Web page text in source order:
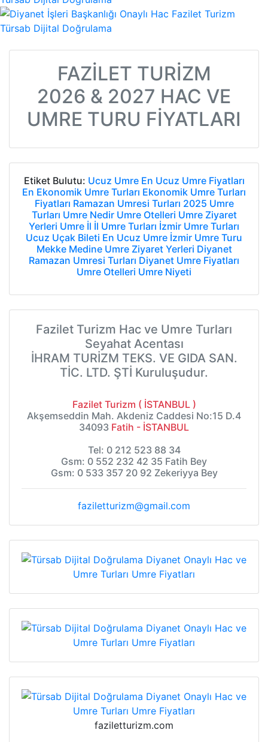
FAZİLET TURİZM
2026 & 2027 HAC VE
UMRE TURU FİYATLARI
Etiket Bulutu: Ucuz Umre En Ucuz Umre Fiyatları
En Ekonomik Umre Turları Ekonomik Umre Turları
Fiyatları Ramazan Umresi Turları 2025 Umre
Turları Umre Nedir Umre Otelleri Umre Ziyaret
Yerleri Umre İl İl Umre Turları İzmir Umre Turları
Ucuz Uçak Bileti En Ucuz Umre İzmir Umre Turu
Mekke Medine Umre Ziyaret Yerleri Diyanet
Ramazan Umresi Turları Diyanet Umre Fiyatları
Umre Otelleri Umre Niyeti
Fazilet Turizm Hac ve Umre Turları
Seyahat Acentası
İHRAM TURİZM TEKS. VE GIDA SAN.
TİC. LTD. ŞTİ Kuruluşudur.
Fazilet Turizm ( İSTANBUL )
Akşemseddin Mah. Akdeniz Caddesi No:15 D.4
34093 Fatih - İSTANBUL
Tel: 0 212 523 88 34
Gsm: 0 552 232 42 35 Fatih Bey
Gsm: 0 533 357 20 92 Zekeriyya Bey
faziletturizm@gmail.com
faziletturizm.com